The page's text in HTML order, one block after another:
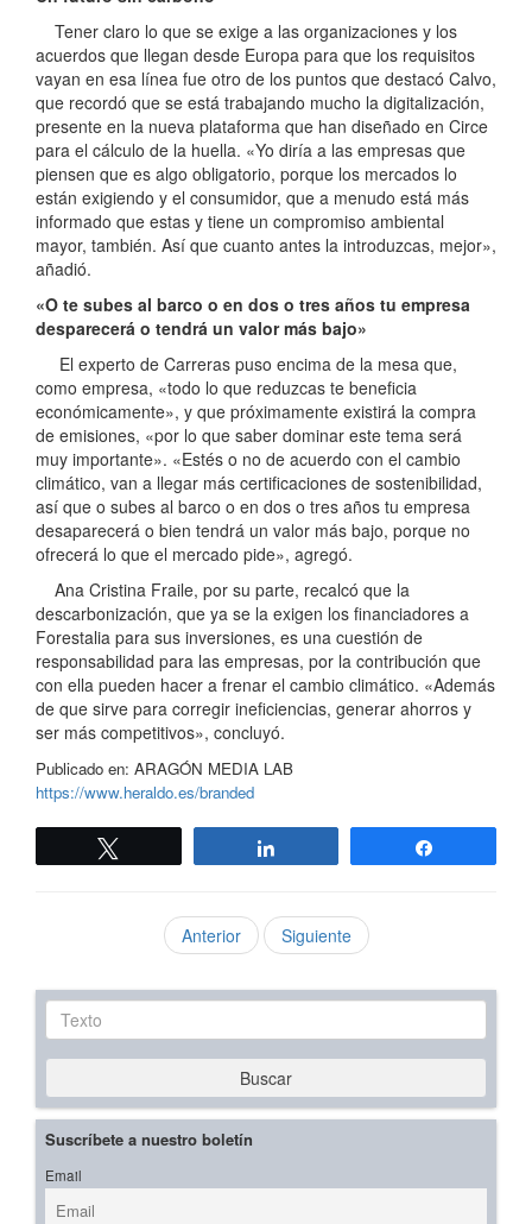
Tener claro lo que se exige a las organizaciones y los
acuerdos que llegan desde Europa para que los requisitos
vayan en esa línea fue otro de los puntos que destacó Calvo,
que recordó que se está trabajando mucho la digitalización,
presente en la nueva plataforma que han diseñado en Circe
para el cálculo de la huella. «Yo diría a las empresas que
piensen que es algo obligatorio, porque los mercados lo
están exigiendo y el consumidor, que a menudo está más
informado que estas y tiene un compromiso ambiental
mayor, también. Así que cuanto antes la introduzcas, mejor»,
añadió.
«O te subes al barco o en dos o tres años tu empresa
desparecerá o tendrá un valor más bajo»
El experto de Carreras puso encima de la mesa que,
como empresa, «todo lo que reduzcas te beneficia
económicamente», y que próximamente existirá la compra
de emisiones, «por lo que saber dominar este tema será
muy importante». «Estés o no de acuerdo con el cambio
climático, van a llegar más certificaciones de sostenibilidad,
así que o subes al barco o en dos o tres años tu empresa
desaparecerá o bien tendrá un valor más bajo, porque no
ofrecerá lo que el mercado pide», agregó.
Ana Cristina Fraile, por su parte, recalcó que la
descarbonización, que ya se la exigen los financiadores a
Forestalia para sus inversiones, es una cuestión de
responsabilidad para las empresas, por la contribución que
con ella pueden hacer a frenar el cambio climático. «Además
de que sirve para corregir ineficiencias, generar ahorros y
ser más competitivos», concluyó.
Publicado en: ARAGÓN MEDIA LAB
https://www.heraldo.es/branded
Anterior Siguiente
Texto
Buscar
Suscríbete a nuestro boletín
Email